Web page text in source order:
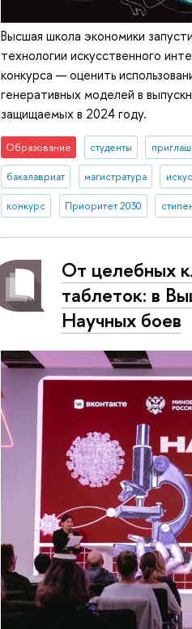
Высшая школа экономики
технологии искусственного
конкурса — оценить
генеративных моделей в
защищаемых в 2024 году.
Образование студенты
бакалавриат магистратура
конкурс Приоритет 2030
От целебных
таблеток: в
Научных боев